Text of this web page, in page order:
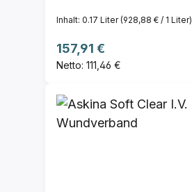
Inhalt: 0.17 Liter(928,88 € / 1 Liter)
Regulärer Preis:
157,91 €
Netto: 111,46 €